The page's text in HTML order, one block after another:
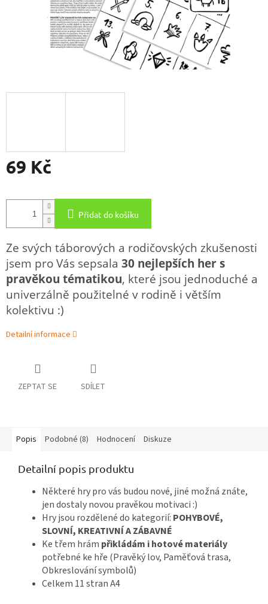
69 Kč
cena:
Přidat do košíku
Ze svých táborových a rodičovských zkušenosti
jsem pro Vás sepsala 30 nejlepších her s
pravěkou tématikou, které jsou jednoduché a
univerzálně použitelné v rodině i větším
kolektivu :)
Detailní informace
ZEPTAT SE SDÍLET
Popis Podobné (8) Hodnocení Diskuze
Detailní popis produktu
Některé hry pro vás budou nové, jiné možná znáte,
jen dostaly novou pravěkou motivaci :)
Hry jsou rozdělené do kategorií: POHYBOVÉ,
SLOVNÍ, KREATIVNÍ A ZÁBAVNÉ
Ke třem hrám přikládám i hotové materiály
potřebné ke hře (Pravěký lov, Paměťová trasa,
Obkreslování symbolů)
Celkem 11 stran A4